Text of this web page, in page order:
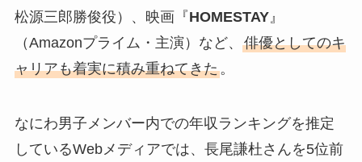
松源三郎勝俊役）、映画『HOMESTAY』
（Amazonプライム・主演）など、 俳優としてのキ
ャリアも着実に積み重ねてきた。
なにわ男子メンバー内での年収ランキングを推定
しているWebメディアでは、長尾謙杜さんを5位前